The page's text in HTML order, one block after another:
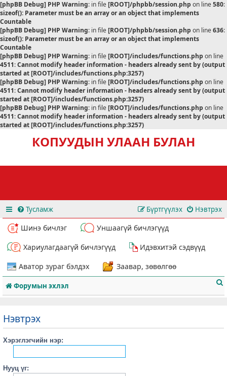
[phpBB Debug] PHP Warning: in file[ROOT]/phpbb/session.php on line580:
sizeof(): Parameter must be an array or an object that implements
Countable
[phpBB Debug] PHP Warning: in file[ROOT]/phpbb/session.php on line636:
sizeof(): Parameter must be an array or an object that implements
Countable
[phpBB Debug] PHP Warning: in file[ROOT]/includes/functions.php on line
4511:Cannot modify header information - headers already sent by (output
started at [ROOT]/includes/functions.php:3257)
[phpBB Debug] PHP Warning: in file[ROOT]/includes/functions.php on line
4511:Cannot modify header information - headers already sent by (output
started at [ROOT]/includes/functions.php:3257)
[phpBB Debug] PHP Warning: in file[ROOT]/includes/functions.php on line
4511:Cannot modify header information - headers already sent by (output
started at [ROOT]/includes/functions.php:3257)
КОПУУДЫН УЛААН БУЛАН
Тусламж Нэвтрэх
Бүртгүүлэх
Шинэ бичлэг
Уншаагүй бичлэгүүд
Хариулагдаагүй бичлэгүүд
Идэвхитэй сэдвүүд
Аватор зураг бэлдэх
Заавар, зөвөлгөө
Форумын эхлэл
Нэвтрэх
Хэрэглэгчийн нэр:
Нууц үг: